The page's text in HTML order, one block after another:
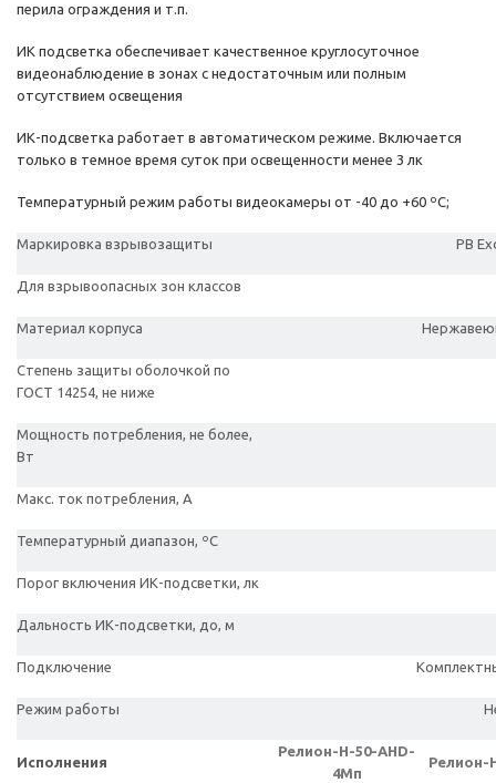
перила ограждения и т.п.
ИК подсветка обеспечивает качественное круглосуточное
видеонаблюдение в зонах с недостаточным или полным
отсутствием освещения
ИК-подсветка работает в автоматическом режиме. Включается
только в темное время суток при освещенности менее 3 лк
Температурный режим работы видеокамеры от -40 до +60 ºС;
Маркировка взрывозащиты РВ
Для взрывоопасных зон классов
Материал корпуса
Степень защиты оболочкой по
ГОСТ 14254, не ниже
Мощность потребления, не более,
Вт
Макс. ток потребления, А
Температурный диапазон, ºС
Порог включения ИК-подсветки, лк
Дальность ИК-подсветки, до, м
Подключение
Режим работы
Исполнения
Релион-Н-50-AHD-
4Мп
Релион-